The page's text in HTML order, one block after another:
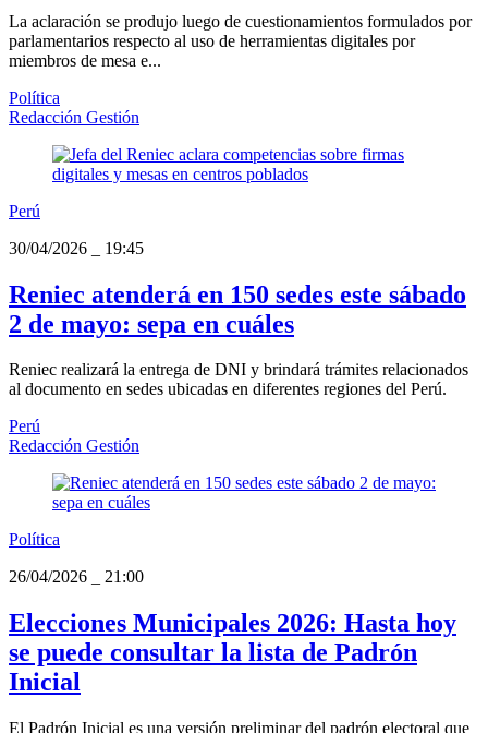
La aclaración se produjo luego de cuestionamientos formulados por
parlamentarios respecto al uso de herramientas digitales por
miembros de mesa e...
Política
Redacción Gestión
Perú
30/04/2026
19:45
Reniec atenderá en 150 sedes este sábado
2 de mayo: sepa en cuáles
Reniec realizará la entrega de DNI y brindará trámites relacionados
al documento en sedes ubicadas en diferentes regiones del Perú.
Perú
Redacción Gestión
Política
26/04/2026
21:00
Elecciones Municipales 2026: Hasta hoy
se puede consultar la lista de Padrón
Inicial
El Padrón Inicial es una versión preliminar del padrón electoral que